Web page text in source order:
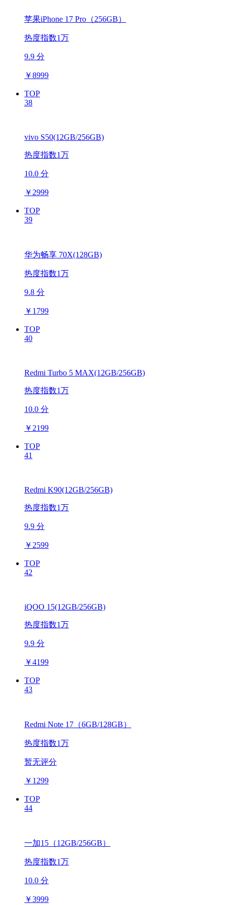
苹果iPhone 17 Pro（256GB）
热度指数1万
9.9 分
￥8999
TOP
38
vivo S50(12GB/256GB)
热度指数1万
10.0 分
￥ 2999
TOP
39
华为畅享 70X(128GB)
热度指数1万
9.8 分
￥ 1799
TOP
40
Redmi Turbo 5 MAX(12GB/256GB)
热度指数1万
10.0 分
￥ 2199
TOP
41
Redmi K90(12GB/256GB)
热度指数1万
9.9 分
￥ 2599
TOP
42
iQOO 15(12GB/256GB)
热度指数1万
9.9 分
￥4199
TOP
43
Redmi Note 17（6GB/128GB）
热度指数1万
暂无评分
￥ 1299
TOP
44
一加15（12GB/256GB）
热度指数1万
10.0 分
￥3999